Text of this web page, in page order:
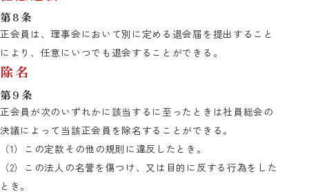
第8条
正会員は、理事会において別に定める退会届を提出すること
により、任意にいつでも退会することができる。
除名
第9条
正会員が次のいずれかに該当するに至ったときは社員総会の
決議によって当該正会員を除名することができる。
（1）この定款その他の規則に違反したとき。
（2）この法人の名誉を傷つけ、又は目的に反する行為をした
とき。